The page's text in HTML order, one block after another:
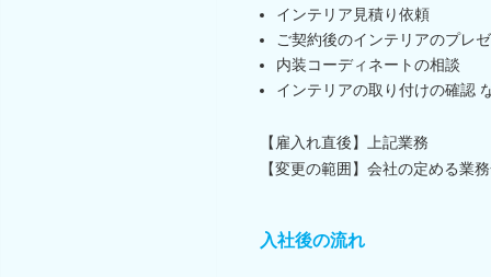
インテリア見積り依頼
ご契約後のインテリアのプレ
内装コーディネートの相談
インテリアの取り付けの確認
【雇入れ直後】上記業務
【変更の範囲】会社の定める業
入社後の流れ